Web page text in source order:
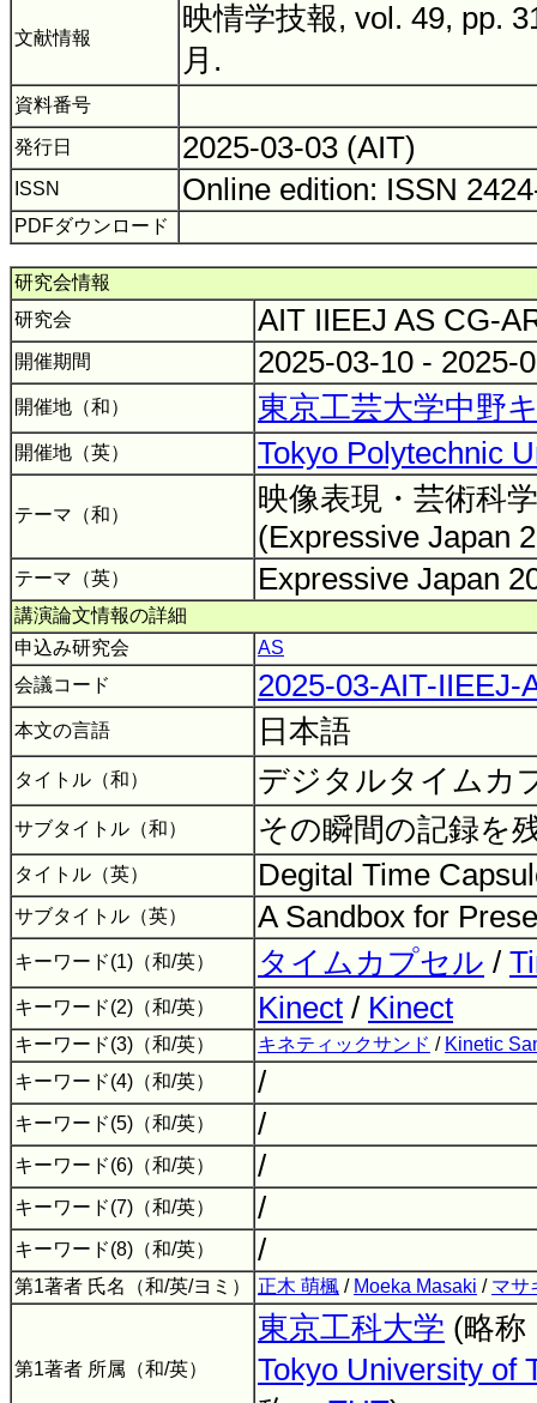
文献情報
映情学技報, vol. 49, pp.
月.
資料番号
発行日 2025-03-03 (AIT)
ISSN Online edition: ISSN
PDFダウンロード
研究会情報
研究会
AIT IIEEJ AS CG-
開催期間 2025-03-10 - 2025-
開催地（和） 東京工芸大学中野
開催地（英） Tokyo Polytechnic
テーマ（和）
映像表現・芸術科
(Expressive Japan
テーマ（英） Expressive Japan
講演論文情報の詳細
申込み研究会
AS
会議コード
2025-03-AIT-IIEEJ-
本文の言語 日本語
タイトル（和） デジタルタイムカ
サブタイトル（和） その瞬間の記録を
タイトル（英） Degital Time
サブタイトル（英） A Sandbox for
キーワード(1)（和/英） タイムカプセル /
キーワード(2)（和/英） Kinect / Kinect
キーワード(3)（和/英） キネティックサンド / Kinetic
キーワード(4)（和/英）
/
キーワード(5)（和/英） /
キーワード(6)（和/英） /
キーワード(7)（和/英） /
キーワード(8)（和/英） /
第1著者 氏名（和/英/ヨミ） 正木 萌楓 / Moeka Masaki / マサ
第1著者 所属（和/英）
東京工科大学 (略
Tokyo University of